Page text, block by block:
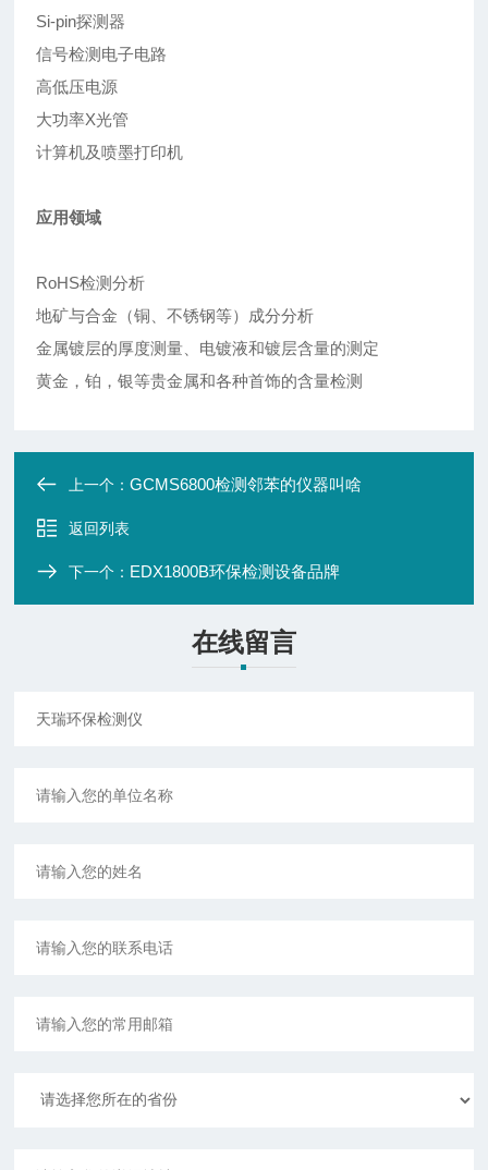
Si-pin探测器
信号检测电子电路
高低压电源
大功率X光管
计算机及喷墨打印机
应用领域
RoHS检测分析
地矿与合金（铜、不锈钢等）成分分析
金属镀层的厚度测量、电镀液和镀层含量的测定
黄金，铂，银等贵金属和各种首饰的含量检测
上一个：GCMS6800检测邻苯的仪器叫啥
返回列表
下一个： EDX1800B环保检测设备品牌
在线留言